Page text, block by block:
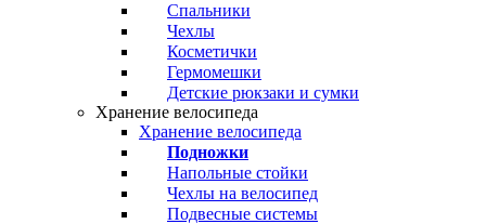
Спальники
Чехлы
Косметички
Гермомешки
Детские рюкзаки и сумки
Хранение велосипеда
Хранение велосипеда
Подножки
Напольные стойки
Чехлы на велосипед
Подвесные системы